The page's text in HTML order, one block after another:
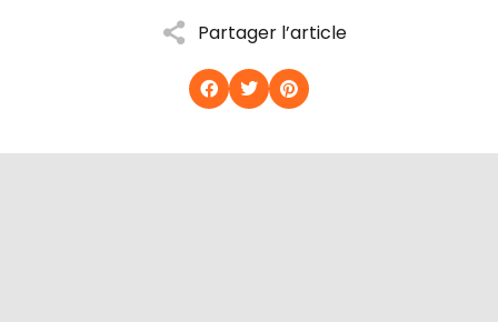
Partager l’article